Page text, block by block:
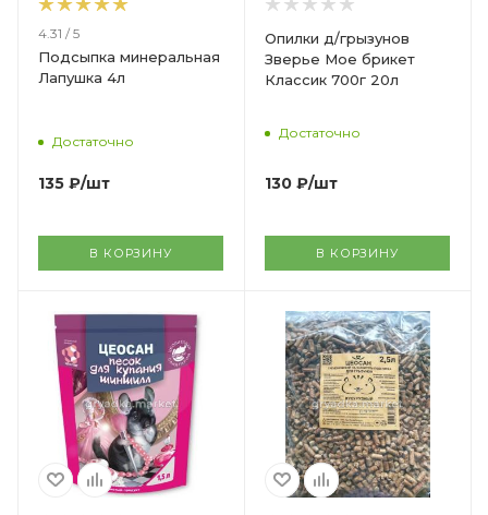
4.31 / 5
Подсыпка минеральная
Лапушка 4л
Достаточно
135 ₽/шт
В КОРЗИНУ
Опилки д/грызунов
Зверье Мое брикет
Классик 700г 20л
Достаточно
130 ₽/шт
В КОРЗИНУ